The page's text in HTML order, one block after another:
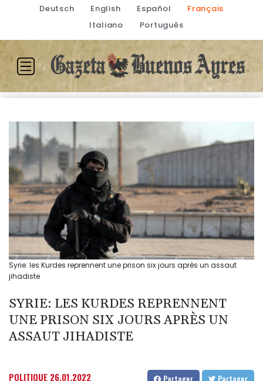
Deutsch English Español
Français
Italiano
Português
Syrie: les Kurdes reprennent une prison six jours après un assaut
jihadiste
SYRIE: LES KURDES REPRENNENT
UNE PRISON SIX JOURS APRÈS UN
ASSAUT JIHADISTE
POLITIQUE 26.01.2022 Partager Partager